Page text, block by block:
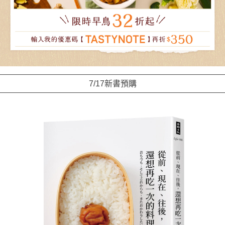
7/17新書預購